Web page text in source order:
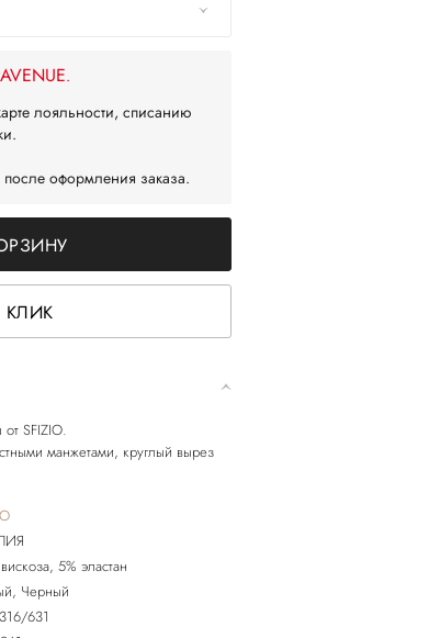
.
лояльности, списанию
после оформления заказа.
КЛИК
SFIZIO.
манжетами, круглый вырез
5% эластан
Черный
631